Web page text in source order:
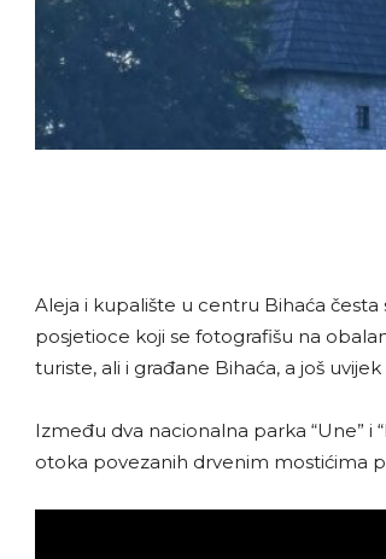
Aleja i kupalište u centru Bihaća
posjetioce koji se fotografišu na
turiste, ali i građane Bihaća, a još
Između dva nacionalna parka “Une” i
otoka povezanih drvenim mostićima